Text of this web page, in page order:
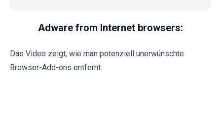
Adware from Internet browsers:
Das Video zeigt, wie man potenziell unerwünschte
Browser-Add-ons entfernt: